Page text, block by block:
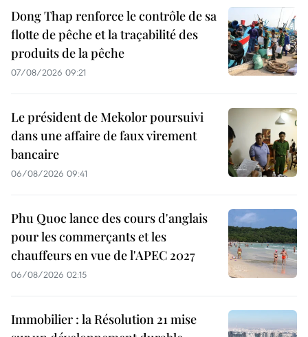
Dong Thap renforce le contrôle de sa
flotte de pêche et la traçabilité des
produits de la pêche
07/08/2026 09:21
Le président de Mekolor poursuivi
dans une affaire de faux virement
bancaire
06/08/2026 09:41
Phu Quoc lance des cours d'anglais
pour les commerçants et les
chauffeurs en vue de l'APEC 2027
06/08/2026 02:15
Immobilier : la Résolution 21 mise